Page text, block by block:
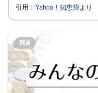
引用： Yahoo！知恵袋より